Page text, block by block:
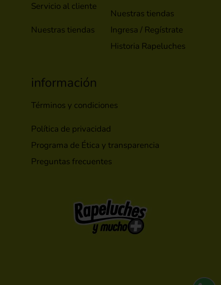
Servicio al cliente
Nuestras tiendas
Nuestras tiendas
Ingresa / Regístrate
Historia Rapeluches
información
Términos y condiciones
Política de privacidad
Programa de Ética y transparencia
Preguntas frecuentes